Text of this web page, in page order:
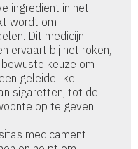
ingrediënt in het
wordt om
Dit medicijn
ervaart bij het roken,
keuze om
geleidelijke
sigaretten, tot de
op te geven.
medicament